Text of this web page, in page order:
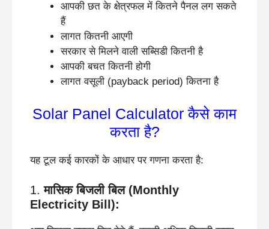
आपकी छत के क्षेत्रफल में कितने पैनल लग सकते
हैं
लागत कितनी आएगी
सरकार से मिलने वाली सब्सिडी कितनी है
आपकी बचत कितनी होगी
लागत वसूली (payback period) कितना है
Solar Panel Calculator कैसे काम
करता है?
यह टूल कई कारकों के आधार पर गणना करता है:
1.मासिक बिजली बिल (Monthly
Electricity Bill):